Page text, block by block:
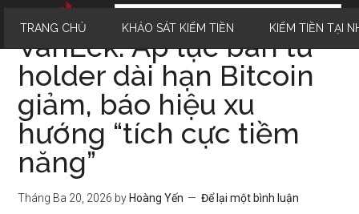
TRANG CHỦ KHẢO SÁT KIẾM TIỀN KIẾM TIỀN TẠI
VanEck: Áp lực bán từ
holder dài hạn Bitcoin
giảm, báo hiệu xu
hướng “tích cực tiềm
năng”
Tháng Ba 20, 2026 by Hoàng Yến Để lại một bình luận